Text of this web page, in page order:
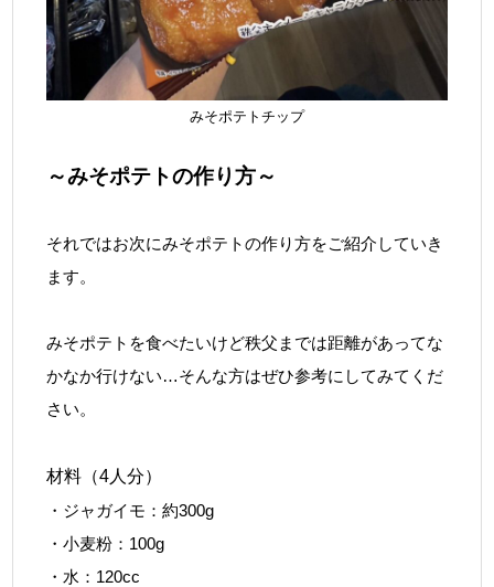
みそポテトチップ
～みそポテトの作り方～
それではお次にみそポテトの作り方をご紹介していき
ます。
みそポテトを食べたいけど秩父までは距離があってな
かなか行けない…そんな方はぜひ参考にしてみてくだ
さい。
材料（4人分）
・ジャガイモ：約300g
・小麦粉：100g
・水：120cc